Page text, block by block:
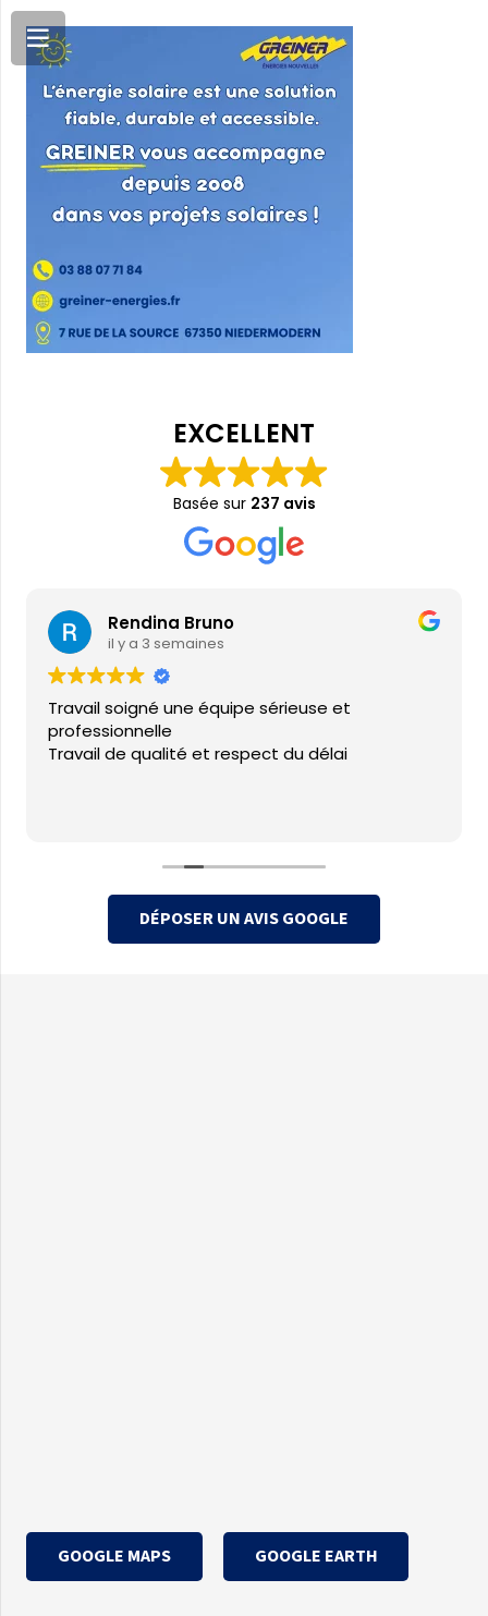
EXCELLENT
Basée sur 237 avis
Rendina Bruno
il y a 3 semaines
Travail soigné une équipe sérieuse et
professionnelle
Travail de qualité et respect du délai
DÉPOSER UN AVIS GOOGLE
GOOGLE MAPS GOOGLE EARTH